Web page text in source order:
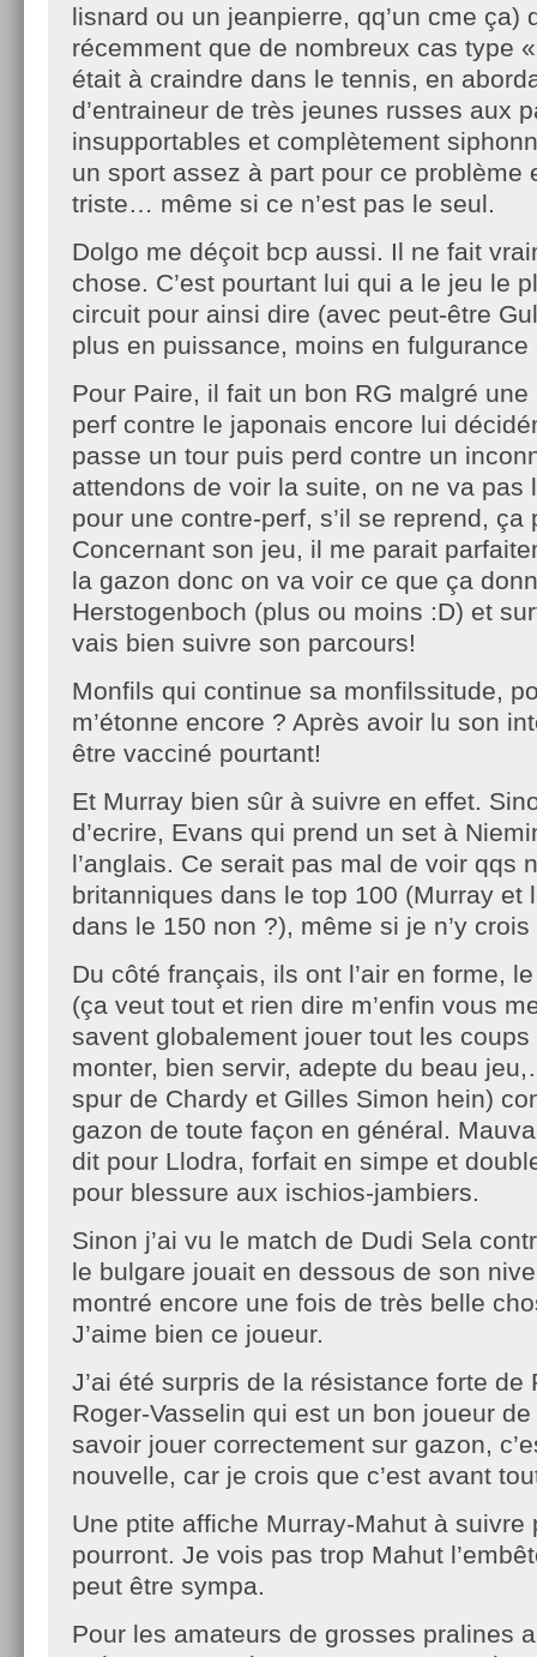
lisnard ou un jeanpierre, qq’un cme ça)
récemment que de nombreux cas type
était à craindre dans le tennis, en
d’entraineur de très jeunes russes aux
insupportables et complètement
un sport assez à part pour ce problème
triste… même si ce n’est pas le seul.
Dolgo me déçoit bcp aussi. Il ne fait
chose. C’est pourtant lui qui a le jeu le
circuit pour ainsi dire (avec peut-être
plus en puissance, moins en
Pour Paire, il fait un bon RG malgré
perf contre le japonais encore lui
passe un tour puis perd contre un
attendons de voir la suite, on ne va pas
pour une contre-perf, s’il se reprend, ça
Concernant son jeu, il me parait
la gazon donc on va voir ce que ça
Herstogenboch (plus ou moins :D) et
vais bien suivre son parcours!
Monfils qui continue sa monfilssitude,
m’étonne encore ? Après avoir lu son
être vacciné pourtant!
Et Murray bien sûr à suivre en effet.
d’ecrire, Evans qui prend un set à
l’anglais. Ce serait pas mal de voir qqs
britanniques dans le top 100 (Murray et
dans le 150 non ?), même si je n’y
Du côté français, ils ont l’air en forme,
(ça veut tout et rien dire m’enfin vous
savent globalement jouer tout les
monter, bien servir, adepte du beau
spur de Chardy et Gilles Simon hein)
gazon de toute façon en général.
dit pour Llodra, forfait en simpe et
pour blessure aux ischios-jambiers.
Sinon j’ai vu le match de Dudi Sela
le bulgare jouait en dessous de son
montré encore une fois de très belle
J’aime bien ce joueur.
J’ai été surpris de la résistance forte de
Roger-Vasselin qui est un bon joueur
savoir jouer correctement sur gazon,
nouvelle, car je crois que c’est avant
Une ptite affiche Murray-Mahut à suivre
pourront. Je vois pas trop Mahut
peut être sympa.
Pour les amateurs de grosses pralines